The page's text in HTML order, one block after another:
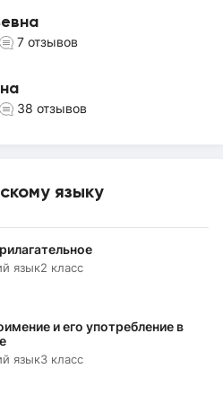
7 отзывов
38 отзывов
языку
язык2 класс
и его употребление в
язык3 класс